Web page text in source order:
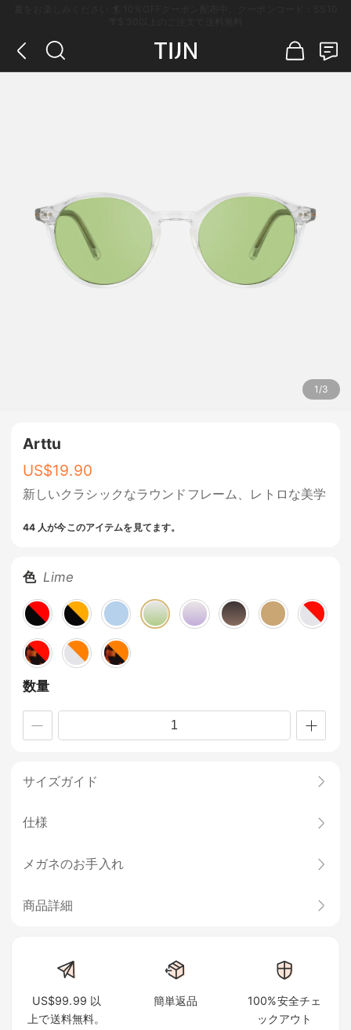
1 /3
Arttu
US$19.90
新しいクラシックなラウンドフレーム、レトロな美学
44 人が今このアイテムを見てます。
色 Lime
数量
サイズガイド
仕様
メガネのお手入れ
商品詳細
US$99.99 以
上で送料無料。
簡単返品
100%安全チェ
ックアウト